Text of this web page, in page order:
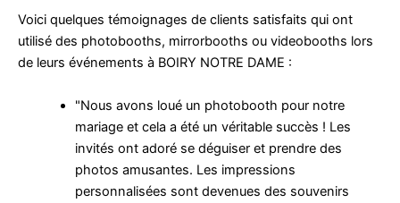
Voici quelques témoignages de clients satisfaits qui ont
utilisé des photobooths, mirrorbooths ou videobooths lors
de leurs événements à BOIRY NOTRE DAME :
"Nous avons loué un photobooth pour notre
mariage et cela a été un véritable succès ! Les
invités ont adoré se déguiser et prendre des
photos amusantes. Les impressions
personnalisées sont devenues des souvenirs